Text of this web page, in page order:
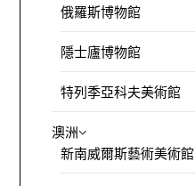
俄羅斯博物館
隱士廬博物館
特列季亞科夫美術館
澳洲
新南威爾斯藝術美術館